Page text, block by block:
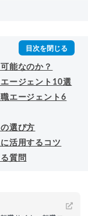
能なのか？
ージェント10選
エージェント6
選び方
活用するコツ
質問